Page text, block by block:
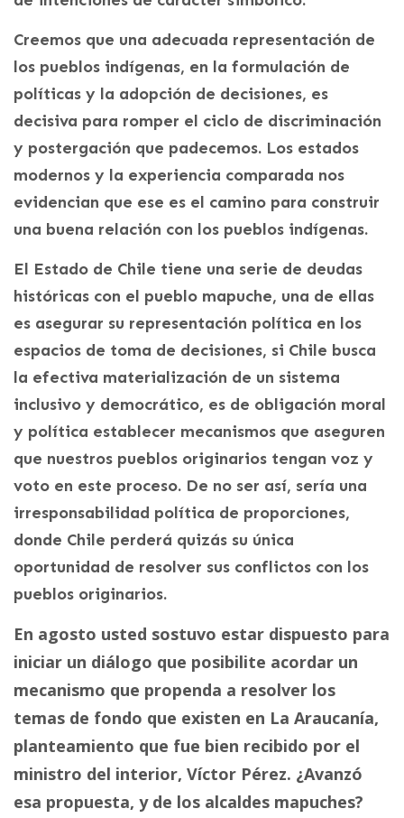
Creemos que una adecuada representación de
los pueblos indígenas, en la formulación de
políticas y la adopción de decisiones, es
decisiva para romper el ciclo de discriminación
y postergación que padecemos. Los estados
modernos y la experiencia comparada nos
evidencian que ese es el camino para construir
una buena relación con los pueblos indígenas.
El Estado de Chile tiene una serie de deudas
históricas con el pueblo mapuche, una de ellas
es asegurar su representación política en los
espacios de toma de decisiones, si Chile busca
la efectiva materialización de un sistema
inclusivo y democrático, es de obligación moral
y política establecer mecanismos que aseguren
que nuestros pueblos originarios tengan voz y
voto en este proceso. De no ser así, sería una
irresponsabilidad política de proporciones,
donde Chile perderá quizás su única
oportunidad de resolver sus conflictos con los
pueblos originarios.
En agosto usted sostuvo estar dispuesto para
iniciar un diálogo que posibilite acordar un
mecanismo que propenda a resolver los
temas de fondo que existen en La Araucanía,
planteamiento que fue bien recibido por el
ministro del interior, Víctor Pérez. ¿Avanzó
esa propuesta, y de los alcaldes mapuches?